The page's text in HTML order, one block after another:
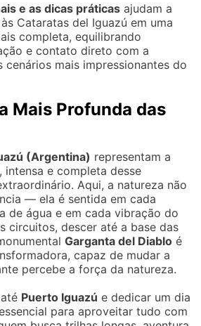
e as dicas práticas ajudam a
Cataratas del Iguazú em uma
completa, equilibrando
e contato direto com a
cenários mais impressionantes do
Mais Profunda das
(Argentina) representam a
intensa e completa desse
Aqui, a natureza não
— ela é sentida em cada
de água e em cada vibração do
circuitos, descer até a base das
Garganta del Diablo é
capaz de mudar a
percebe a força da natureza.
Puerto Iguazú e dedicar um dia
para aproveitar tudo com